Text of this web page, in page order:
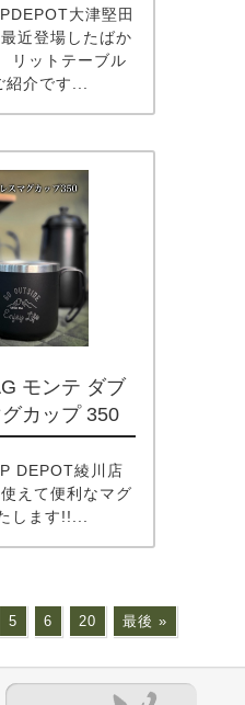
大津堅田
近登場したばか
リットテーブル
介です...
モンテ ダブ
カップ 350
DEPOT綾川店
えて便利なマグ
します!!...
5 6 20 最後 »